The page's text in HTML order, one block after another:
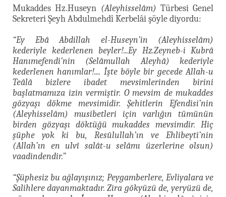
Mukaddes Hz.Huseyn (Aleyhisselâm) Türbesi Genel
Sekreteri Şeyh Abdulmehdî Kerbelâi şöyle diyordu:
“Ey Ebâ Abdillah el-Huseyn’in (Aleyhisselâm)
kederiyle kederlenen beyler!...Ey Hz.Zeyneb-i Kubrâ
Hanımefendi’nin (Selâmullah Aleyhâ) kederiyle
kederlenen hanımlar!.... İşte böyle bir gecede Allah-u
Teâlâ bizlere ibadet mevsimlerinden birini
başlatmamıza izin vermiştir. O mevsim de mukaddes
gözyaşı dökme mevsimidir. Şehitlerin Efendisi’nin
(Aleyhisselâm) musibetleri için varlığın tümünün
birden gözyaşı döktüğü mukaddes mevsimdir. Hiç
şüphe yok ki bu, Resûlullah’ın ve Ehlibeyti’nin
(Allah’ın en ulvî salât-u selâmı üzerlerine olsun)
vaadindendir.”
“Şüphesiz bu ağlayışınız; Peygamberlere, Evliyalara ve
Salihlere dayanmaktadır. Zira gökyüzü de, yeryüzü de,